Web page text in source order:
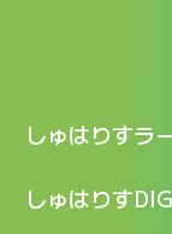
しゅはりすラ
特長
しゅはりすDIG